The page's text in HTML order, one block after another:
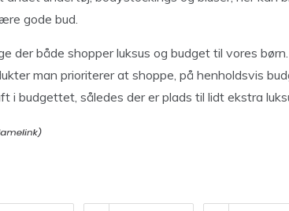
gode bud.
der både shopper luksus og budget til vores
man prioriterer at shoppe, på henholdsvis
i budgettet, således der er plads til lidt ekstra